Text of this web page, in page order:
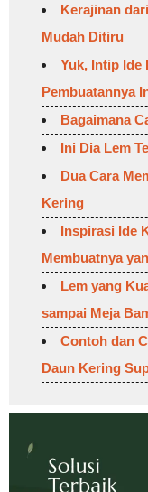
Kerajinan
Mudah Ditiru
Yuk, Intip Ide
Pembuatannya
Bagaimana
Ini Dia Lem
Dua Cara
Kering
Inspirasi Ide
Membuatnya
Lem yang
sampai Meja
Contoh dan
Daun Kering